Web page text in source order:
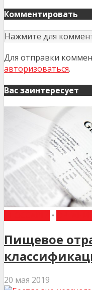
Комментировать
Нажмите для
Для отправки
авторизоваться.
Вас заинтересует
•
Пищевое
20 мая 2019